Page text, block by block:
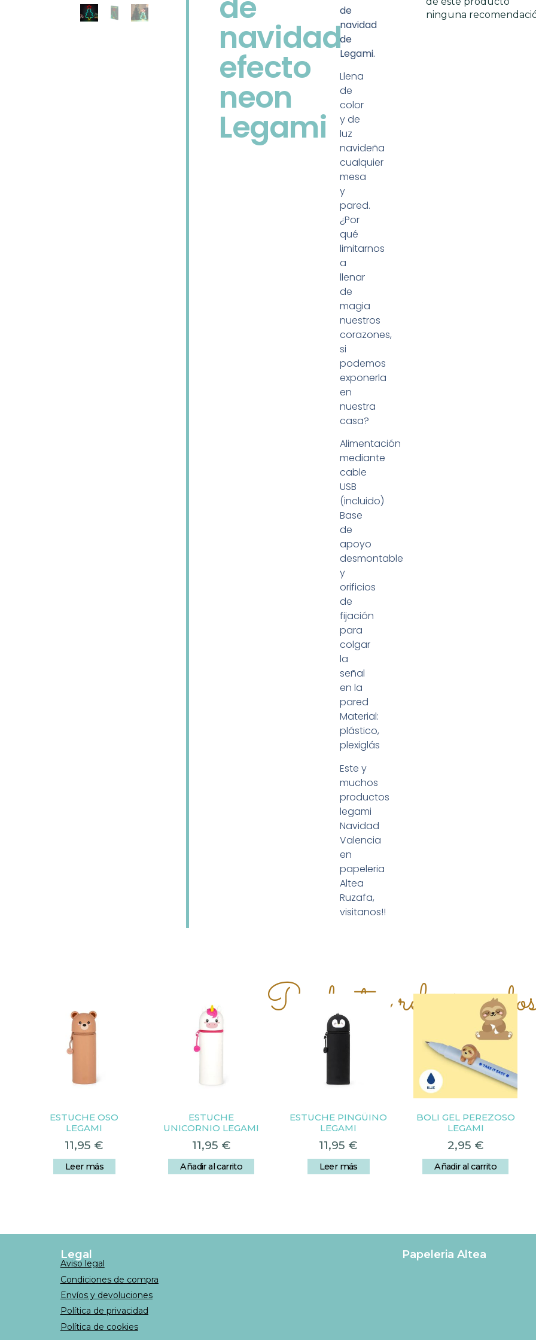
navidad
efecto
neon
Legami
de
navidad
de
Legami.
Llena
de
color
y de
luz
navideña
cualquier
mesa
y
pared.
¿Por
qué
limitarnos
a
llenar
de
magia
nuestros
corazones,
si
podemos
exponerla
en
nuestra
casa?
Alimentación
mediante
cable
USB
(incluido)
Base
de
apoyo
desmontable
y
orificios
de
fijación
para
colgar
la
señal
en la
pared
Material:
plástico,
plexiglás
Este y
muchos
productos
legami
Navidad
Valencia
en
papeleria
Altea
Ruzafa,
visitanos!!
ninguna
Productos
ESTUCHE OSO
LEGAMI
11,95 €
Leer más
ESTUCHE
UNICORNIO LEGAMI
11,95 €
Añadir al carrito
ESTUCHE PINGÜINO
LEGAMI
11,95 €
Leer más
BOLI GEL PEREZOSO
LEGAMI
2,95 €
Añadir al carrito
Legal
Aviso legal
Condiciones de compra
Envíos y devoluciones
Política de privacidad
Política de cookies
Papeleria Altea